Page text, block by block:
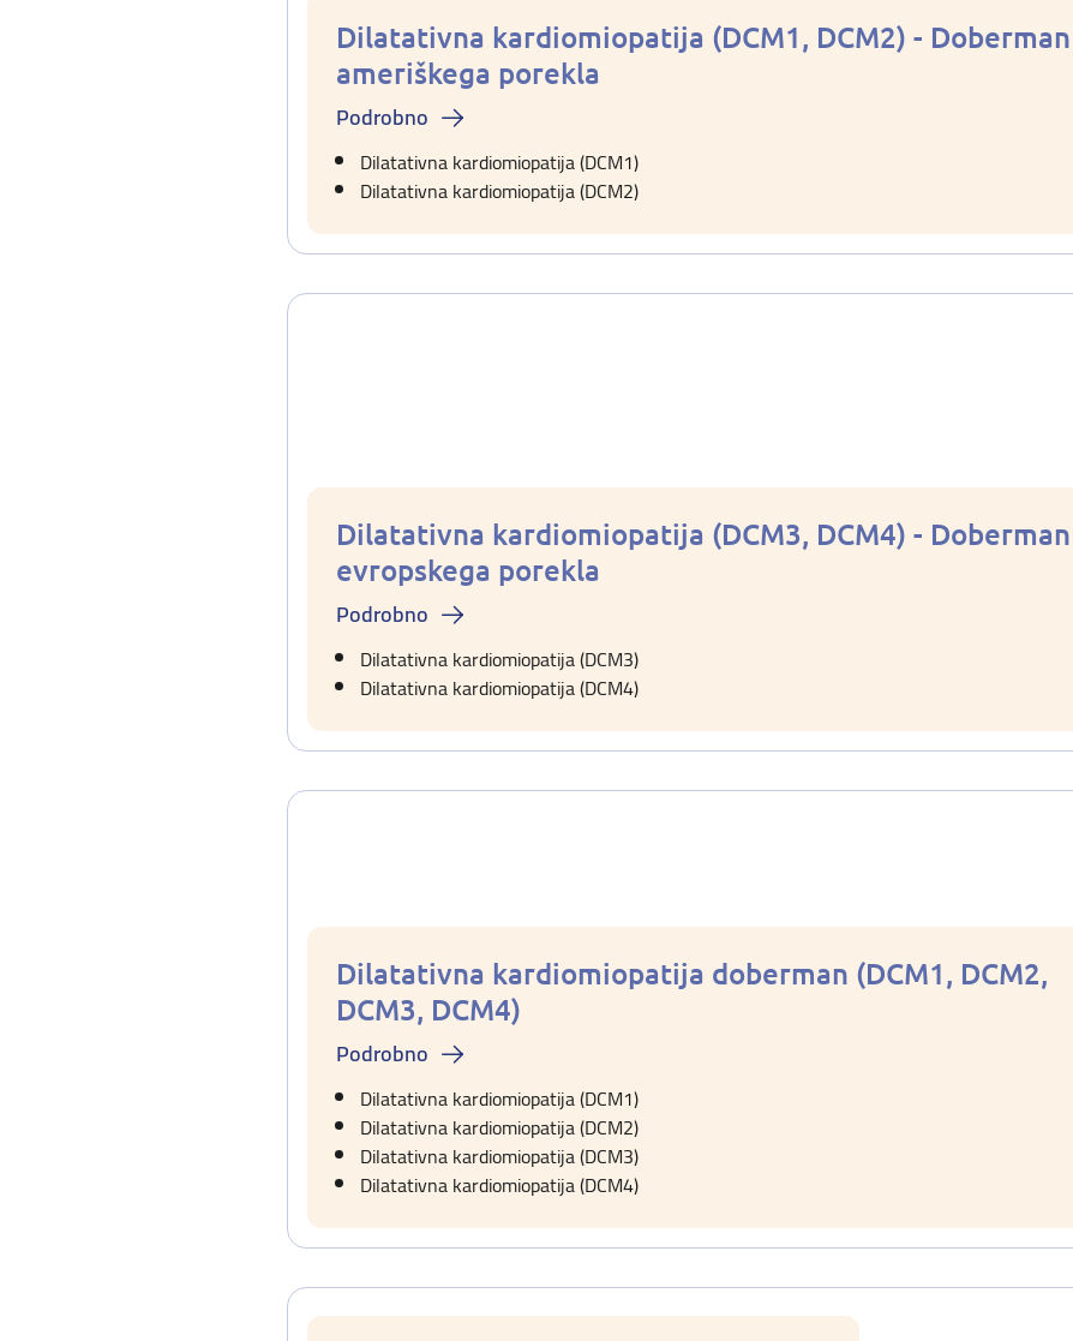
Dilatativna kardiomiopatija (DCM1, DCM2) - Doberman
ameriškega porekla
Podrobno
Dilatativna kardiomiopatija (DCM1)
Dilatativna kardiomiopatija (DCM2)
Dilatativna kardiomiopatija (DCM3, DCM4) - Doberman
evropskega porekla
Podrobno
Dilatativna kardiomiopatija (DCM3)
Dilatativna kardiomiopatija (DCM4)
Dilatativna kardiomiopatija doberman (DCM1, DCM2,
DCM3, DCM4)
Podrobno
Dilatativna kardiomiopatija (DCM1)
Dilatativna kardiomiopatija (DCM2)
Dilatativna kardiomiopatija (DCM3)
Dilatativna kardiomiopatija (DCM4)